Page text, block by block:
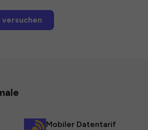
Mobiler Datentarif